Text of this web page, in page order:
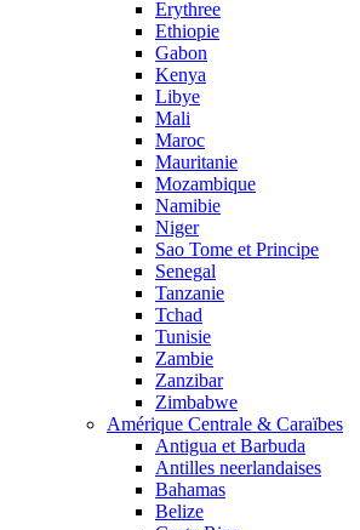
Erythree
Ethiopie
Gabon
Kenya
Libye
Mali
Maroc
Mauritanie
Mozambique
Namibie
Niger
Sao Tome et Principe
Senegal
Tanzanie
Tchad
Tunisie
Zambie
Zanzibar
Zimbabwe
Amérique Centrale & Caraïbes
Antigua et Barbuda
Antilles neerlandaises
Bahamas
Belize